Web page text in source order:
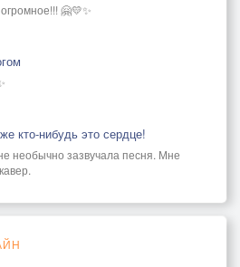
🤗💛✨
кто-нибудь это сердце!
необычно зазвучала песня. Мне